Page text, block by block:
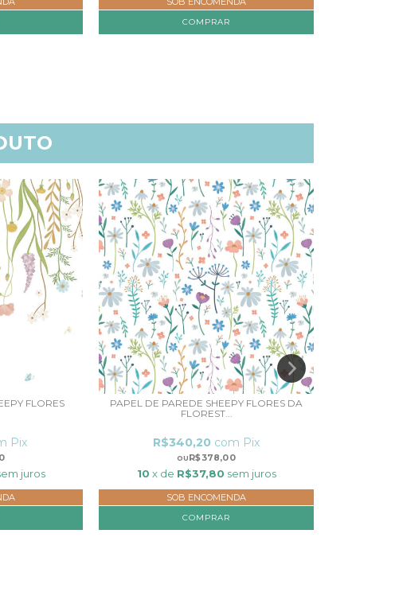
COMPRAR
FLORES
Pix
juros
PAPEL DE PAREDE SHEEPY FLORES DA
FLOREST...
R$378,00
R$340,20 com Pix
10 x de R$37,80 sem juros
SOB ENCOMENDA
COMPRAR